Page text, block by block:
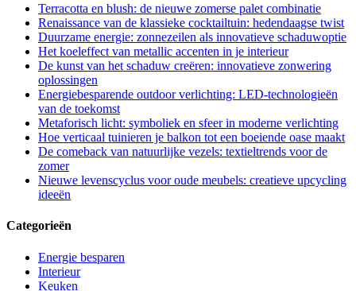
Terracotta en blush: de nieuwe zomerse palet combinatie
Renaissance van de klassieke cocktailtuin: hedendaagse twist
Duurzame energie: zonnezeilen als innovatieve schaduwoptie
Het koeleffect van metallic accenten in je interieur
De kunst van het schaduw creëren: innovatieve zonwering
oplossingen
Energiebesparende outdoor verlichting: LED-technologieën
van de toekomst
Metaforisch licht: symboliek en sfeer in moderne verlichting
Hoe verticaal tuinieren je balkon tot een boeiende oase maakt
De comeback van natuurlijke vezels: textieltrends voor de
zomer
Nieuwe levenscyclus voor oude meubels: creatieve upcycling
ideeën
Categorieën
Energie besparen
Interieur
Keuken